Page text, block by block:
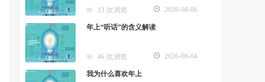
13 次浏览 2026-08-06
年上“听话”的含义解读
46 次浏览 2026-08-04
我为什么喜欢年上